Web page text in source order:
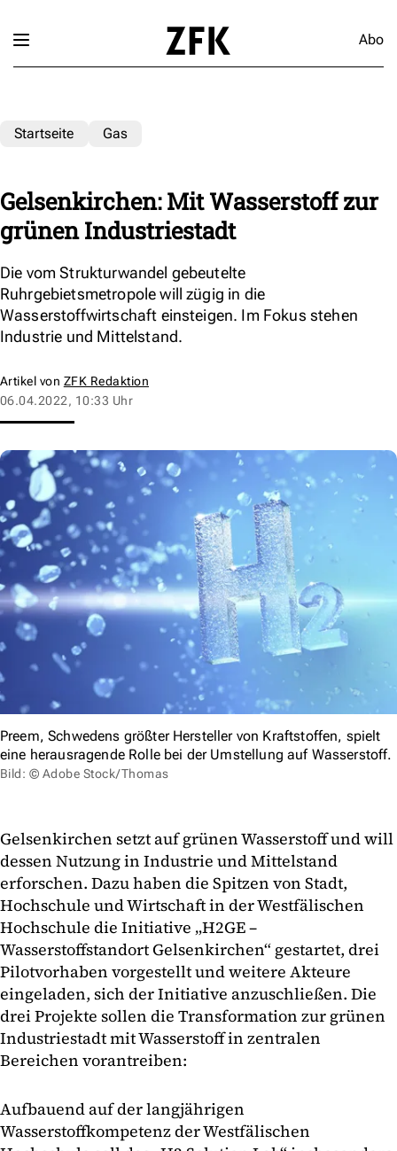
Abo
Startseite Gas
Gelsenkirchen: Mit Wasserstoff zur
grünen Industriestadt
Die vom Strukturwandel gebeutelte
Ruhrgebietsmetropole will zügig in die
Wasserstoffwirtschaft einsteigen. Im Fokus stehen
Industrie und Mittelstand.
Artikel von ZFK Redaktion
06.04.2022, 10:33 Uhr
Preem, Schwedens größter Hersteller von Kraftstoffen, spielt
eine herausragende Rolle bei der Umstellung auf Wasserstoff.
Bild: © Adobe Stock/Thomas
Gelsenkirchen setzt auf grünen Wasserstoff und will
dessen Nutzung in Industrie und Mittelstand
erforschen. Dazu haben die Spitzen von Stadt,
Hochschule und Wirtschaft in der Westfälischen
Hochschule die Initiative „H2GE –
Wasserstoffstandort Gelsenkirchen“ gestartet, drei
Pilotvorhaben vorgestellt und weitere Akteure
eingeladen, sich der Initiative anzuschließen. Die
drei Projekte sollen die Transformation zur grünen
Industriestadt mit Wasserstoff in zentralen
Bereichen vorantreiben:
Aufbauend auf der langjährigen
Wasserstoffkompetenz der Westfälischen